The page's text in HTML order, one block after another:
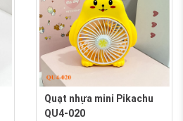
Quạt nhựa mini Pikachu
QU4-020